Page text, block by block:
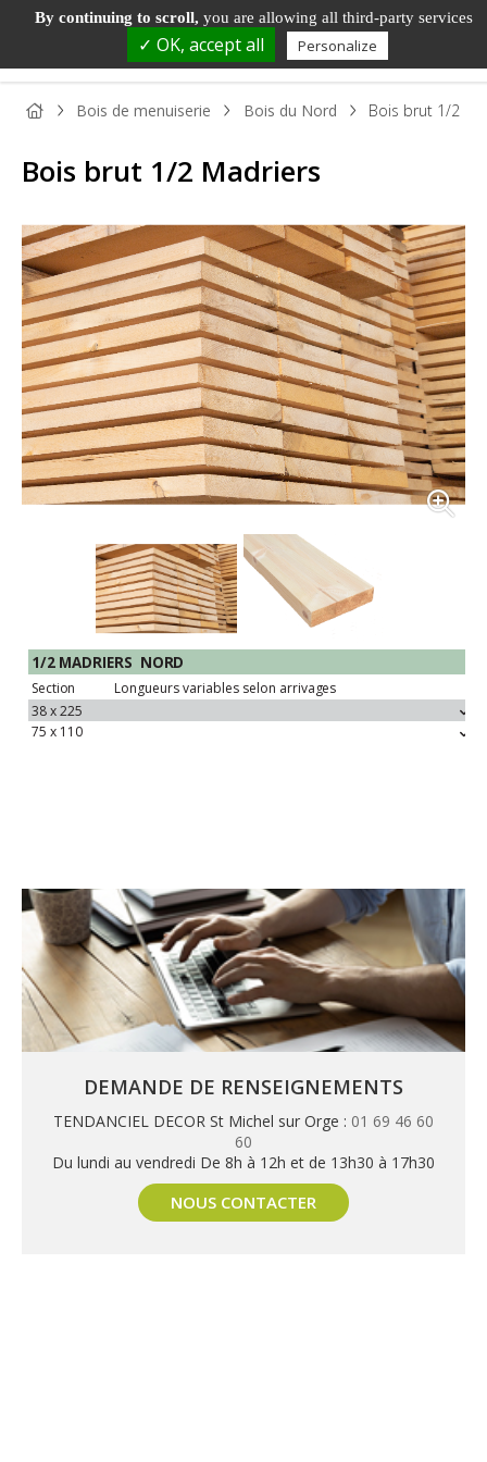
PANNEAU
BOIS
PANNEAU
DÉCORATIF
PARQUET
ET SOL
STRATIFIÉ
BOIS DE
MENUISERIE
ET
Bois de menuiserie Bois du Nord Bois brut 1/2
Bois brut 1/2 Madriers
1/2 MADRIERS NORD
Section Longueurs variables selon arrivages
38 x225
75 x 110
DEMANDE DE RENSEIGNEMENTS
TENDANCIEL DECOR St Michel sur Orge : 01 69 46 60
60
Du lundi au vendredi De 8h à 12h et de 13h30 à 17h30
NOUS CONTACTER
By continuing to scroll, you are allowing all third-party services
✓ OK, accept all Personalize